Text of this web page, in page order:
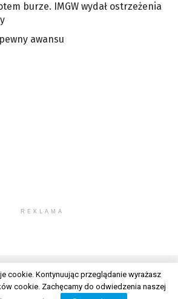
burze. IMGW wydał ostrzeżenia
awansu
REKLAMA
cookie. Kontynuując przeglądanie wyrażasz
cookie. Zachęcamy do odwiedzenia naszej